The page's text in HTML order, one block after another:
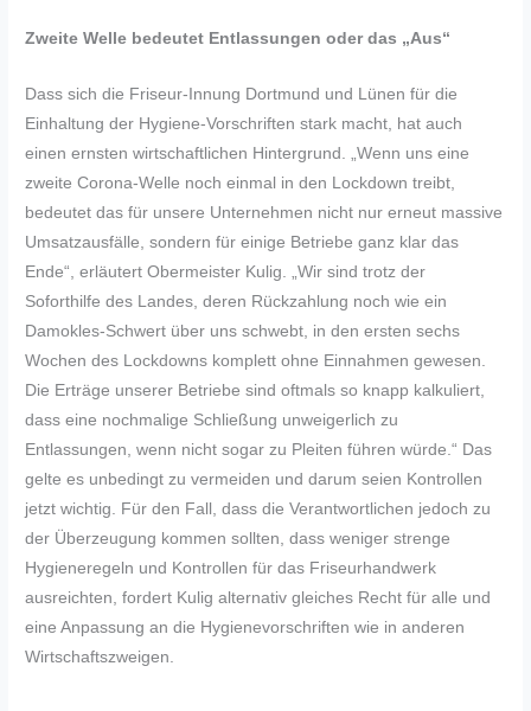
Zweite Welle bedeutet Entlassungen oder das „Aus“
Dass sich die Friseur-Innung Dortmund und Lünen für die
Einhaltung der Hygiene-Vorschriften stark macht, hat auch
einen ernsten wirtschaftlichen Hintergrund. „Wenn uns eine
zweite Corona-Welle noch einmal in den Lockdown treibt,
bedeutet das für unsere Unternehmen nicht nur erneut massive
Umsatzausfälle, sondern für einige Betriebe ganz klar das
Ende“, erläutert Obermeister Kulig. „Wir sind trotz der
Soforthilfe des Landes, deren Rückzahlung noch wie ein
Damokles-Schwert über uns schwebt, in den ersten sechs
Wochen des Lockdowns komplett ohne Einnahmen gewesen.
Die Erträge unserer Betriebe sind oftmals so knapp kalkuliert,
dass eine nochmalige Schließung unweigerlich zu
Entlassungen, wenn nicht sogar zu Pleiten führen würde.“ Das
gelte es unbedingt zu vermeiden und darum seien Kontrollen
jetzt wichtig. Für den Fall, dass die Verantwortlichen jedoch zu
der Überzeugung kommen sollten, dass weniger strenge
Hygieneregeln und Kontrollen für das Friseurhandwerk
ausreichten, fordert Kulig alternativ gleiches Recht für alle und
eine Anpassung an die Hygienevorschriften wie in anderen
Wirtschaftszweigen.